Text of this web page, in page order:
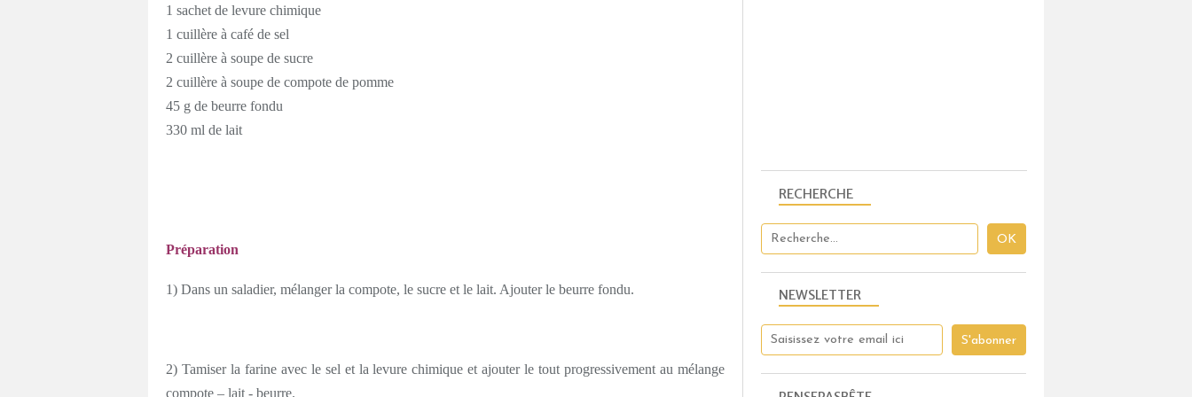
1 sachet de levure chimique
1 cuillère à café de sel
2 cuillère à soupe de sucre
2 cuillère à soupe de compote de pomme
45 g de beurre fondu
330 ml de lait
Préparation
1) Dans un saladier, mélanger la compote, le sucre et le lait. Ajouter le beurre fondu.
2) Tamiser la farine avec le sel et la levure chimique et ajouter le tout progressivement au mélange
compote – lait - beurre.
NEWSLETTER
RECHERCHE